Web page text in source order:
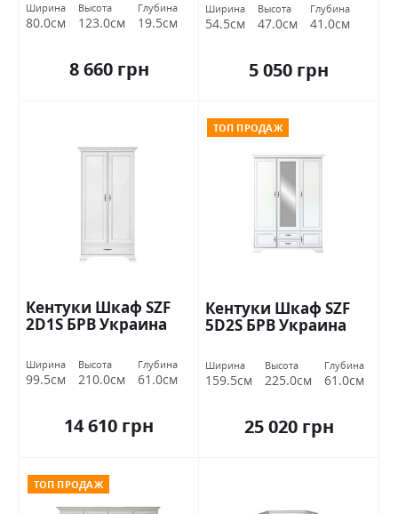
Ширина
80.0см
Высота
123.0см
Глубина
19.5см
8 660 грн
Ширина
54.5см
Высота
47.0см
Глубина
41.0см
5 050 грн
Кентуки Шкаф SZF
2D1S БРВ Украина
Ширина
99.5см
Высота
210.0см
Глубина
61.0см
14 610 грн
ТОП ПРОДАЖ
Кентуки Шкаф SZF
5D2S БРВ Украина
Ширина
159.5см
Высота
225.0см
Глубина
61.0см
25 020 грн
ТОП ПРОДАЖ